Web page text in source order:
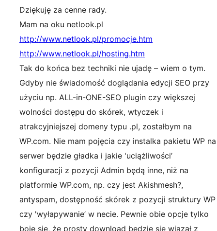
Dziękuję za cenne rady.
Mam na oku netlook.pl
http://www.netlook.pl/promocje.htm
http://www.netlook.pl/hosting.htm
Tak do końca bez techniki nie ujadę – wiem o tym.
Gdyby nie świadomość doglądania edycji SEO przy
użyciu np. ALL-in-ONE-SEO plugin czy większej
wolności dostępu do skórek, wtyczek i
atrakcyjniejszej domeny typu .pl, zostałbym na
WP.com. Nie mam pojęcia czy instalka pakietu WP na
serwer będzie gładka i jakie 'uciążliwości’
konfiguracji z pozycji Admin będą inne, niż na
platformie WP.com, np. czy jest Akishmesh?,
antyspam, dostępność skórek z pozycji struktury WP
czy 'wyłapywanie’ w necie. Pewnie obie opcje tylko
boję się, że prosty download będzie się wiązał z